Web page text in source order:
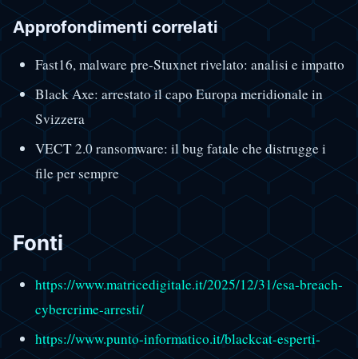
Approfondimenti correlati
Fast16, malware pre-Stuxnet rivelato: analisi e impatto
Black Axe: arrestato il capo Europa meridionale in
Svizzera
VECT 2.0 ransomware: il bug fatale che distrugge i
file per sempre
Fonti
https://www.matricedigitale.it/2025/12/31/esa-breach-
cybercrime-arresti/
https://www.punto-informatico.it/blackcat-esperti-